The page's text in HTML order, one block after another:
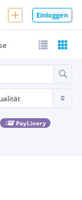
Einloggen
PayLivery